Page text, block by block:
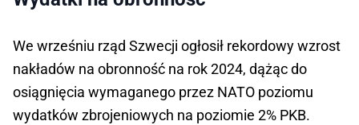
We wrześniu rząd Szwecji ogłosił rekordowy wzrost
nakładów na obronność na rok 2024, dążąc do
osiągnięcia wymaganego przez NATO poziomu
wydatków zbrojeniowych na poziomie 2% PKB.